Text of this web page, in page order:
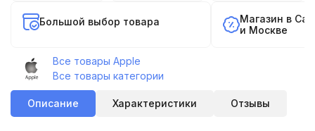
Большой выбор товара
Магазин в
и Москве
Все товары Apple
Все товары категории
Описание Характеристики Отзывы